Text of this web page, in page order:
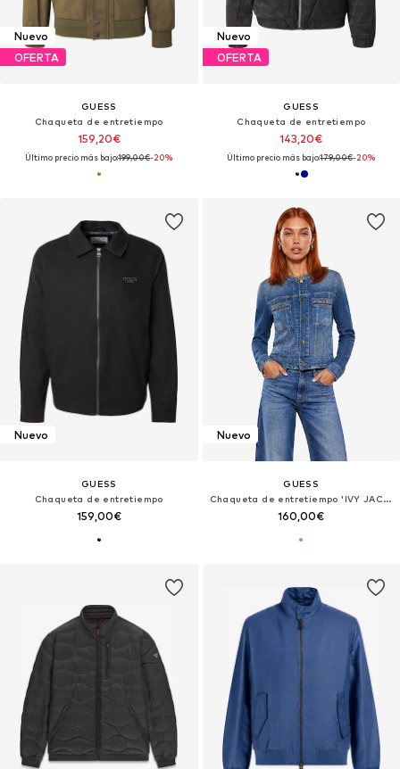
Nuevo
OFERTA
GUESS
Chaqueta de entretiempo
159,20€
Último precio más bajo:199,00€-20%
Nuevo
OFERTA
GUESS
Chaqueta de entretiempo
143,20€
Último precio más bajo:179,00€-20%
Nuevo
GUESS
Chaqueta de entretiempo
159,00€
Nuevo
GUESS
Chaqueta de entretiempo 'IVY JACKET W6YN03 D1341'
160,00€